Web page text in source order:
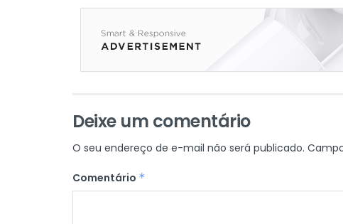
Deixe um comentário
O seu endereço de e-mail não será publicado.
Comentário *